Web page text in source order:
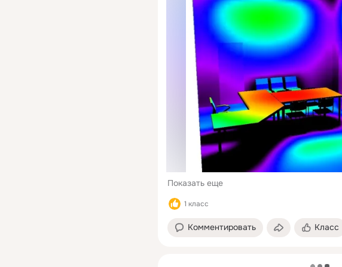
Показать еще
1 класс
Комментировать Класс